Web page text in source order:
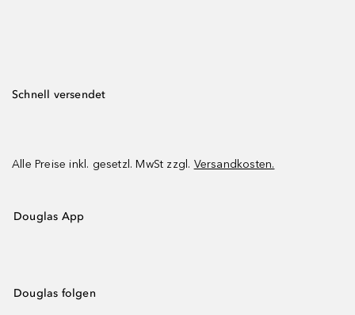
Schnell versendet
Alle Preise inkl. gesetzl. MwSt zzgl. Versandkosten.
Douglas App
Douglas folgen